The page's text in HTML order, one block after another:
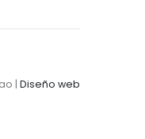
| Diseño web